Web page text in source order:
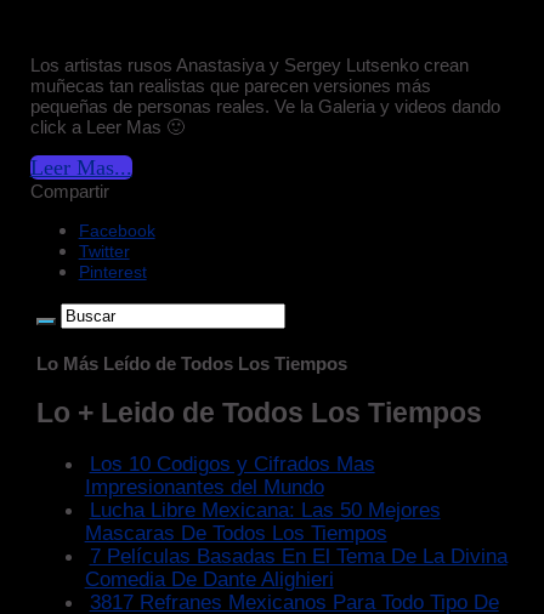
Los artistas rusos Anastasiya y Sergey Lutsenko crean
muñecas tan realistas que parecen versiones más
pequeñas de personas reales. Ve la Galeria y videos dando
click a Leer Mas 🙂
Leer Mas...
Compartir
Facebook
Twitter
Pinterest
Lo Más Leído de Todos Los Tiempos
Lo + Leido de Todos Los Tiempos
Los 10 Codigos y Cifrados Mas
Impresionantes del Mundo
Lucha Libre Mexicana: Las 50 Mejores
Mascaras De Todos Los Tiempos
7 Películas Basadas En El Tema De La Divina
Comedia De Dante Alighieri
3817 Refranes Mexicanos Para Todo Tipo De